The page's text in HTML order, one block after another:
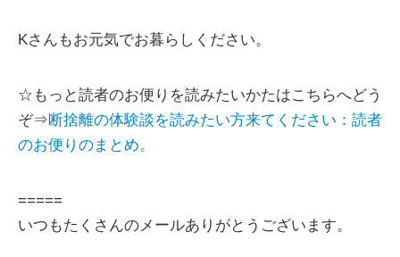
Kさんもお元気でお暮らしください。
☆もっと読者のお便りを読みたいかたはこちらへどう
ぞ⇒断捨離の体験談を読みたい方来てください：読者
のお便りのまとめ。
=====
いつもたくさんのメールありがとうございます。